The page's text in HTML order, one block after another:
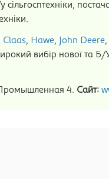
Claas, Hawe, John Deere,
вибір нової та Б/У
4. Сайт: